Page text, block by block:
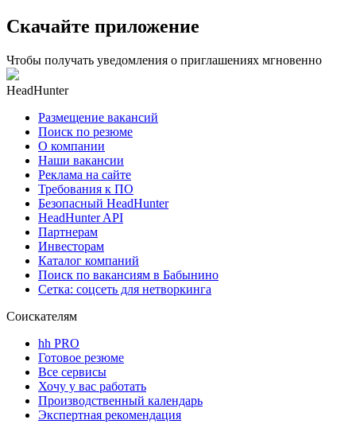
Скачайте приложение
Чтобы получать уведомления о приглашениях мгновенно
HeadHunter
Размещение вакансий
Поиск по резюме
О компании
Наши вакансии
Реклама на сайте
Требования к ПО
Безопасный HeadHunter
HeadHunter API
Партнерам
Инвесторам
Каталог компаний
Поиск по вакансиям в Бабынино
Сетка: соцсеть для нетворкинга
Соискателям
hh PRO
Готовое резюме
Все сервисы
Хочу у вас работать
Производственный календарь
Экспертная рекомендация